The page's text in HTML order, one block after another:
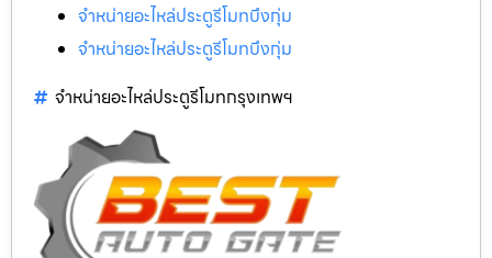
จำหน่ายอะไหล่ประตูรีโมทบึงกุ่ม
จำหน่ายอะไหล่ประตูรีโมทบึงกุ่ม
จำหน่ายอะไหล่ประตูรีโมทกรุงเทพฯ